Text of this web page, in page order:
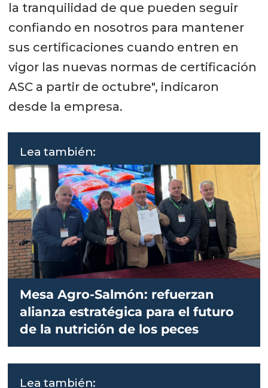
la tranquilidad de que pueden seguir
confiando en nosotros para mantener
sus certificaciones cuando entren en
vigor las nuevas normas de certificación
ASC a partir de octubre", indicaron
desde la empresa.
Lea también:
Mesa Agro-Salmón: refuerzan
alianza estratégica para el futuro
de la nutrición de los peces
Lea también: